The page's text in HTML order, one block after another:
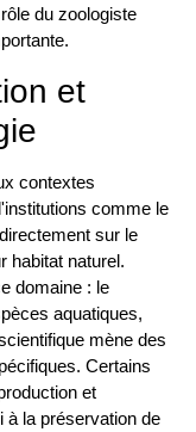
du zoologiste
et
contextes
comme le
sur le
habitat naturel.
domaine : le
aquatiques,
mène des
Certains
et
à la préservation de